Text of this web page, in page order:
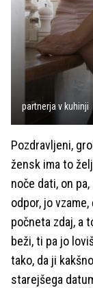
partnerja v kuhinji
Pozdravljeni,
žensk ima to
noče dati, on
odpor, jo
počneta zdaj, a
beži, ti pa jo
tako, da ji
starejšega